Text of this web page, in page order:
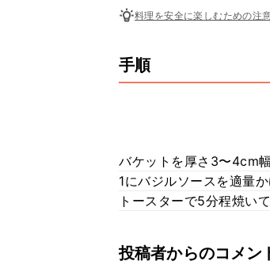
料理を安全に楽しむための注
手順
バケットを厚さ3〜4cm
1にバジルソースを適量
トースターで5分程焼い
投稿者からのコメン